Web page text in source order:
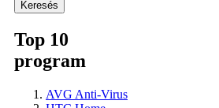
Top 10
program
AVG Anti-Virus